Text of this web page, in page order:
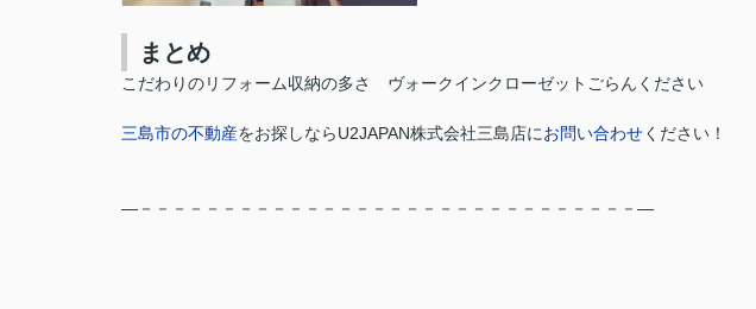
まとめ
こだわりのリフォーム収納の多さ ヴォークインクローゼットごらんください
三島市の不動産をお探しならU2JAPAN株式会社三島店にお問い合わせください！
―－－－－－－－－－－－－－－－－－－－－－－－－－－－－－－―